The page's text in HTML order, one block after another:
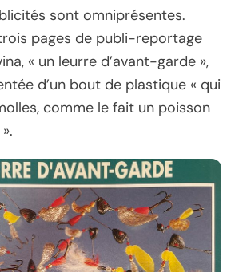
sont omniprésentes.
pages de publi-reportage
« un leurre d’avant-garde »,
d’un bout de plastique « qui
comme le fait un poisson